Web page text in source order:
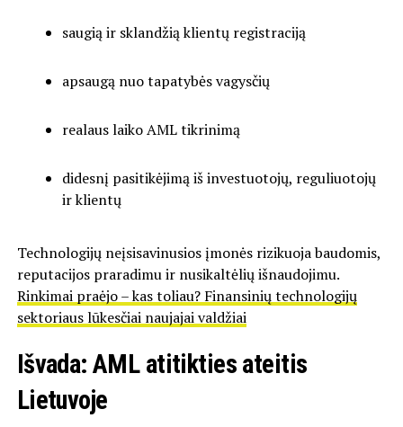
saugią ir sklandžią klientų registraciją
apsaugą nuo tapatybės vagysčių
realaus laiko AML tikrinimą
didesnį pasitikėjimą iš investuotojų, reguliuotojų
ir klientų
Technologijų neįsisavinusios įmonės rizikuoja baudomis,
reputacijos praradimu ir nusikaltėlių išnaudojimu.
Rinkimai praėjo – kas toliau? Finansinių technologijų
sektoriaus lūkesčiai naujajai valdžiai
Išvada: AML atitikties ateitis
Lietuvoje